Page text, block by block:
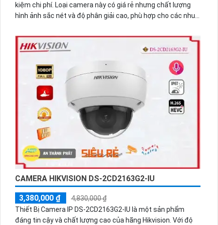
kiệm chi phí. Loại camera này có giá rẻ nhưng chất lượng
hình ảnh sắc nét và độ phân giải cao, phù hợp cho các nhu
nghệ tiên tiến với chip cảm biến kích thước 1/2.8, hạn chế
góc chết IP POE, thiết kế góc quay rộng ống kính 3.6mm KX-
A2003N3-A-VN. Hình ảnh sắc nét với chip CMOS, giám sát
ban đêm Hồng ngoại 80m, IP POE Digital. Chất lượng hình
ảnh Full HD 1080P 2.0 megapixel, phù hợp cho công trình
dân dụng. Xem và giám sát qua điện thoại nhanh chóng với
nén video H.265+/H.265/H.264+/H.264, hồng ngoại Smart IR
xa hơn ban đêm.
CAMERA HIKVISION DS-2CD2163G2-IU
3,380,000 ₫
4,830,000 ₫
Thiết Bị Camera IP DS-2CD2163G2-IU là một sản phẩm
đáng tin cậy và chất lượng cao của hãng Hikvision. Với độ